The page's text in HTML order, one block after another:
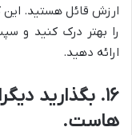
ارزش قائل هستید. این
را بهتر درک کنید و
ارائه دهید.
۱۶. بگذارید
هاست.